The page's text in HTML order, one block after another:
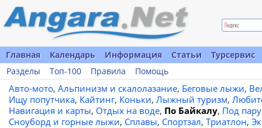
Главная Календарь Информация Статьи
Турсервис
Разделы
Топ-100 Правила Помощь
Авто-мото, Альпинизм и скалолазание, Беговые лыжи,
Ищу попутчика, Кайтинг, Коньки, Лыжный туризм,
Навигация и карты, Отдых на воде, По Байкалу, Под
Сноуборд и горные лыжи, Сплавы, Спортзал, Триатлон,